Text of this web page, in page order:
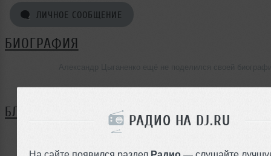
РАДИО НА DJ.RU
На сайте появился раздел Радио — слушайте
ЛИЧНОЕ СООБЩЕНИЕ
БИОГРАФИЯ
БЛОГ